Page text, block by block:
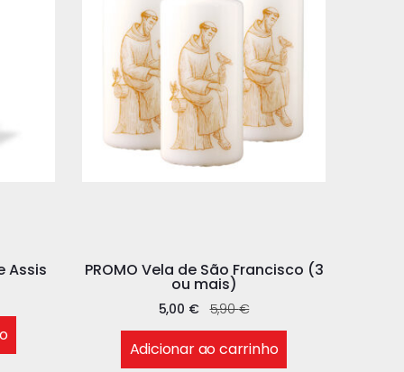
Assis PROMO Vela de São Francisco (3
ou mais)
5,90€
5,00 €
Adicionar ao carrinho